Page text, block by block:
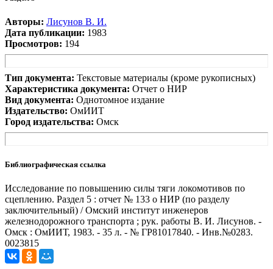
Авторы: Лисунов В. И.
Дата публикации: 1983
Просмотров: 194
Тип документа: Текстовые материалы (кроме рукописных)
Характеристика документа: Отчет о НИР
Вид документа: Однотомное издание
Издательство: ОмИИТ
Город издательства: Омск
Библиографическая ссылка
Исследование по повышению силы тяги локомотивов по
сцеплению. Раздел 5 : отчет № 133 о НИР (по разделу
заключительный) / Омский институт инженеров
железнодорожного транспорта ; рук. работы В. И. Лисунов. -
Омск : ОмИИТ, 1983. - 35 л. - № ГР81017840. - Инв.№0283.
0023815